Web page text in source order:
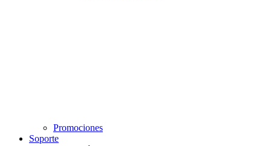
Promociones
Soporte